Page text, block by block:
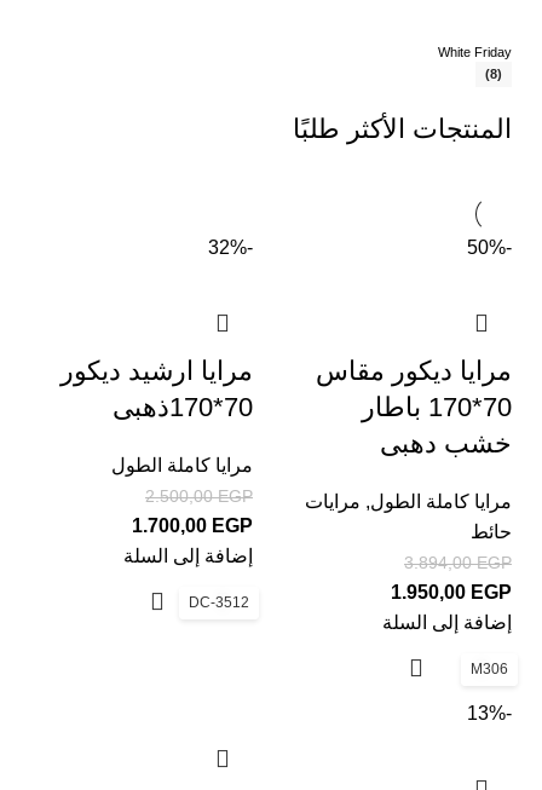
White Friday
(8)
المنتجات الأكثر طلبًا
-50%
M306
مرايا ديكور مقاس
70*170 باطار
خشب دهبى
مرايا كاملة الطول, مرايات
حائط
3.894,00EGP
1.950,00 EGP
إضافة إلى السلة
-32%
DC-3512
مرايا ارشيد ديكور
70*170ذهبى
مرايا كاملة الطول
2.500,00EGP
1.700,00 EGP
إضافة إلى السلة
-13%